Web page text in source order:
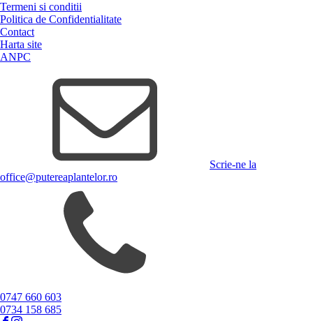
Termeni si conditii
Politica de Confidentialitate
Contact
Harta site
ANPC
Scrie-ne la
office@putereaplantelor.ro
0747 660 603
0734 158 685